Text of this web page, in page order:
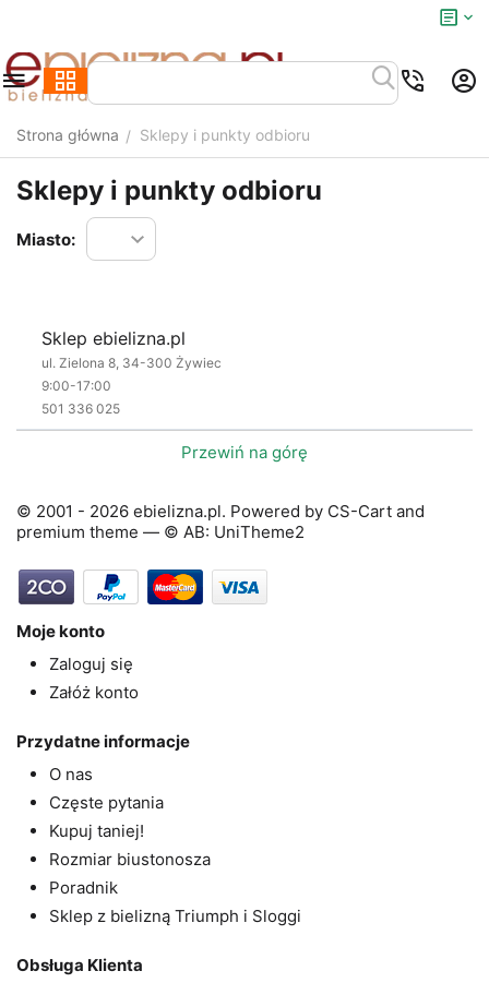
Strona główna / Sklepy i punkty odbioru
Sklepy i punkty odbioru
Miasto:
Przewiń na górę
Sklep ebielizna.pl
ul. Zielona 8, 34-300 Żywiec
9:00-17:00
501 336 025
© 2001 - 2026 ebielizna.pl. Powered by CS-Cart and
premium theme — © AB: UniTheme2
Moje konto
Zaloguj się
Załóż konto
Przydatne informacje
O nas
Częste pytania
Kupuj taniej!
Rozmiar biustonosza
Poradnik
Sklep z bielizną Triumph i Sloggi
Obsługa Klienta